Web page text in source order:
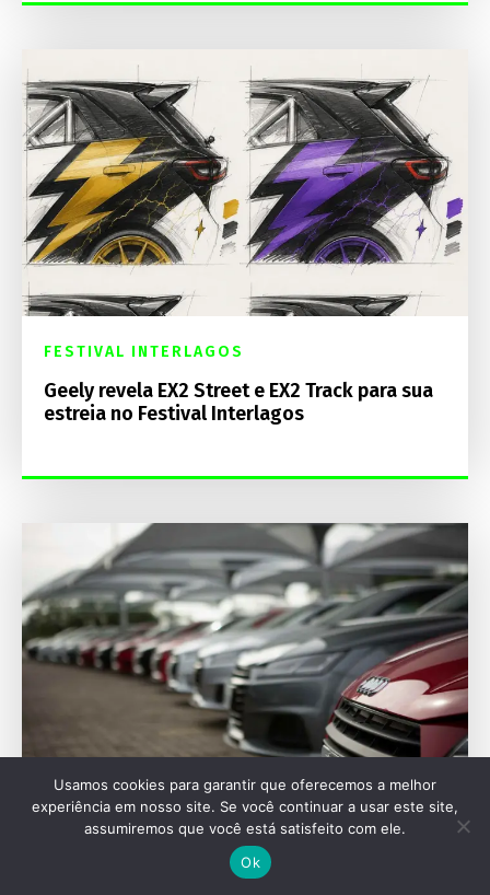
FESTIVAL INTERLAGOS
Geely revela EX2 Street e EX2 Track para sua
estreia no Festival Interlagos
SEU VEÍCULO
Adeus, vermelho? O que revelam as cores
Usamos cookies para garantir que oferecemos a melhor
experiência em nosso site. Se você continuar a usar este site,
assumiremos que você está satisfeito com ele.
Ok